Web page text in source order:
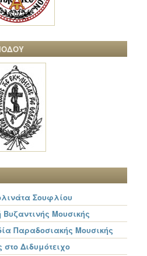
Σουφλίου
Μουσικής
Παραδοσιακής Μουσικής
στο Διδυμότειχο